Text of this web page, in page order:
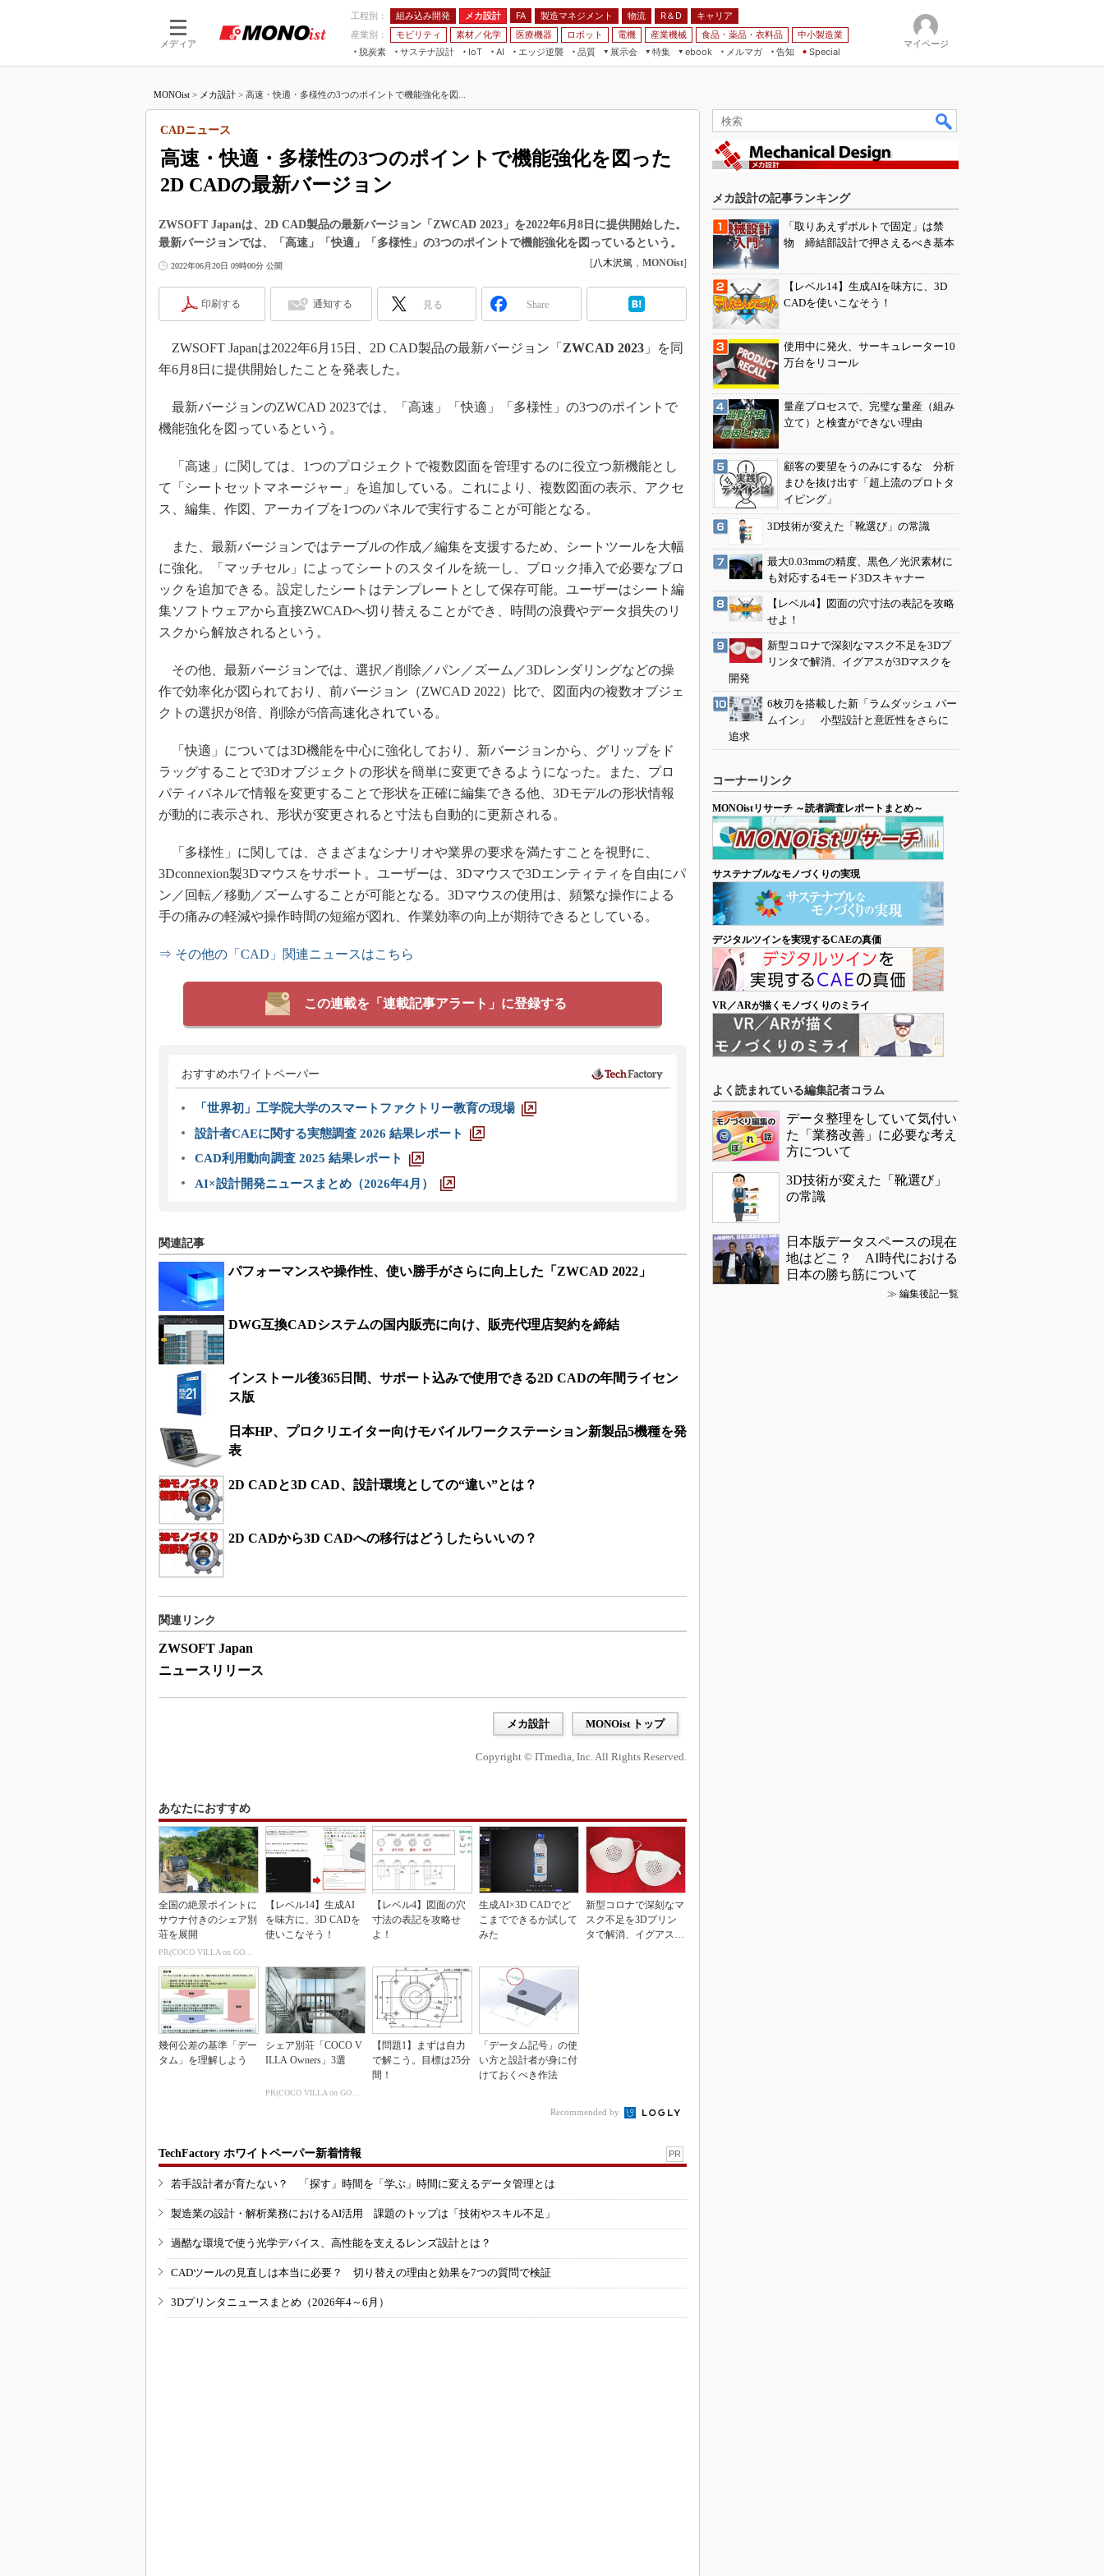
メディア
工程別： 組み込み開発 メカ設計 FA 製造マネジメント 物流 R＆D
キャリア
産業別：
モビリティ 素材／化学 医療機器 ロボット 電機 産業機械 食品・薬品・衣料品
中小製造業
脱炭素
サステナ設計
IoT
つながる工場
AI
AI×設備保全
エッジ逆襲 品質
展示会
JIMTOF
IIFES
TECHNO-FRONTIER
EdgeTech+
特集
VR／AR
組み込み画像技術
組み込みモデリング
車載ソフト開発
ISO26262
無償設計ツール
デジタルツインとCAE
イノベーション
製造業ビッグデータ
植物工場
知財マネジメント
海外生産
新型コロナへの対応
ebook
FA
メルマガ
告知 Special
マイページ
MONOist > メカ設計 > 高速・快適・多様性の3つのポイントで機能強化を図...
高速・快適・多様性の3つのポイントで機能強化を図った
2D CADの最新バージョン
CADニュース
ZWSOFT Japanは、2D CAD製品の最新バージョン「ZWCAD 2023」を2022年6月8日に提供開始した。
最新バージョンでは、「高速」「快適」「多様性」の3つのポイントで機能強化を図っているという。
2022年06月20日 09時00分 公開 [八木沢篤 ， MONOist]
印刷する 通知する 見る Share
ZWSOFT Japanは2022年6月15日、2D CAD製品の最新バージョン「 ZWCAD 2023 」を同
年6月8日に提供開始したことを発表した。
最新バージョンのZWCAD 2023では、「高速」「快適」「多様性」の3つのポイントで
機能強化を図っているという。
「高速」に関しては、1つのプロジェクトで複数図面を管理するのに役立つ新機能とし
て「シートセットマネージャー」を追加している。これにより、複数図面の表示、アクセ
ス、編集、作図、アーカイブを1つのパネルで実行することが可能となる。
また、最新バージョンではテーブルの作成／編集を支援するため、シートツールを大幅
に強化。「マッチセル」によってシートのスタイルを統一し、ブロック挿入で必要なブロ
ックを追加できる。設定したシートはテンプレートとして保存可能。ユーザーはシート編
集ソフトウェアから直接ZWCADへ切り替えることができ、時間の浪費やデータ損失のリ
スクから解放されるという。
その他、最新バージョンでは、選択／削除／パン／ズーム／3Dレンダリングなどの操
作で効率化が図られており、前バージョン（ZWCAD 2022）比で、図面内の複数オブジェ
クトの選択が8倍、削除が5倍高速化されている。
「快適」については3D機能を中心に強化しており、新バージョンから、グリップをド
ラッグすることで3Dオブジェクトの形状を簡単に変更できるようになった。また、プロ
パティパネルで情報を変更することで形状を正確に編集できる他、3Dモデルの形状情報
が動的に表示され、形状が変更されると寸法も自動的に更新される。
「多様性」に関しては、さまざまなシナリオや業界の要求を満たすことを視野に、
3Dconnexion製3Dマウスをサポート。ユーザーは、3Dマウスで3Dエンティティを自由にパ
ン／回転／移動／ズームすることが可能となる。3Dマウスの使用は、頻繁な操作による
手の痛みの軽減や操作時間の短縮が図れ、作業効率の向上が期待できるとしている。
⇒ その他の「CAD」関連ニュースはこちら
この連載を「連載記事アラート」に登録する
おすすめホワイトペーパー
「世界初」工学院大学のスマートファクトリー教育の現場
設計者CAEに関する実態調査 2026 結果レポート
CAD利用動向調査 2025 結果レポート
AI×設計開発ニュースまとめ（2026年4月）
関連記事
パフォーマンスや操作性、使い勝手がさらに向上した「ZWCAD 2022」
DWG互換CADシステムの国内販売に向け、販売代理店契約を締結
インストール後365日間、サポート込みで使用できる2D CADの年間ライセン
ス版
日本HP、プロクリエイター向けモバイルワークステーション新製品5機種を発
表
2D CADと3D CAD、設計環境としての“違い”とは？
2D CADから3D CADへの移行はどうしたらいいの？
関連リンク
ZWSOFT Japan
ニュースリリース
メカ設計 MONOist トップ
Copyright © ITmedia, Inc. All Rights Reserved.
あなたにおすすめ
全国の絶景ポイントに
サウナ付きのシェア別
荘を展開
PR(COCO VILLA on GOETHE)
【レベル14】生成AI
を味方に、3D CADを
使いこなそう！
【レベル4】図面の穴
寸法の表記を攻略せ
よ！
生成AI×3D CADでど
こまでできるか試して
みた
新型コロナで深刻なマ
スク不足を3Dプリン
タで解消、イグアスが
幾何公差の基準「デー
タム」を理解しよう
シェア別荘「COCO V
ILLA Owners」3選
PR(COCO VILLA on GOETHE)
【問題1】まずは自力
で解こう。目標は25分
間！
「データム記号」の使
い方と設計者が身に付
けておくべき作法
Recommended by
TechFactory ホワイトペーパー新着情報 PR
若手設計者が育たない？ 「探す」時間を「学ぶ」時間に変えるデータ管理とは
製造業の設計・解析業務におけるAI活用 課題のトップは「技術やスキル不足」
過酷な環境で使う光学デバイス、高性能を支えるレンズ設計とは？
CADツールの見直しは本当に必要？ 切り替えの理由と効果を7つの質問で検証
3Dプリンタニュースまとめ（2026年4～6月）
メカ設計の記事ランキング
「取りあえずボルトで固定」は禁
物 締結部設計で押さえるべき基本
【レベル14】生成AIを味方に、3D
CADを使いこなそう！
使用中に発火、サーキュレーター10
万台をリコール
量産プロセスで、完璧な量産（組み
立て）と検査ができない理由
顧客の要望をうのみにするな 分析
まひを抜け出す「超上流のプロトタ
イピング」
3D技術が変えた「靴選び」の常識
最大0.03mmの精度、黒色／光沢素材に
も対応する4モード3Dスキャナー
【レベル4】図面の穴寸法の表記を攻略
せよ！
新型コロナで深刻なマスク不足を3Dプ
リンタで解消、イグアスが3Dマスクを
開発
6枚刃を搭載した新「ラムダッシュ パー
ムイン」 小型設計と意匠性をさらに
追求
コーナーリンク
MONOistリサーチ ～読者調査レポートまとめ～
サステナブルなモノづくりの実現
デジタルツインを実現するCAEの真価
VR／ARが描くモノづくりのミライ
よく読まれている編集記者コラム
データ整理をしていて気付い
た「業務改善」に必要な考え
方について
3D技術が変えた「靴選び」
の常識
日本版データスペースの現在
地はどこ？ AI時代における
日本の勝ち筋について
≫ 編集後記一覧